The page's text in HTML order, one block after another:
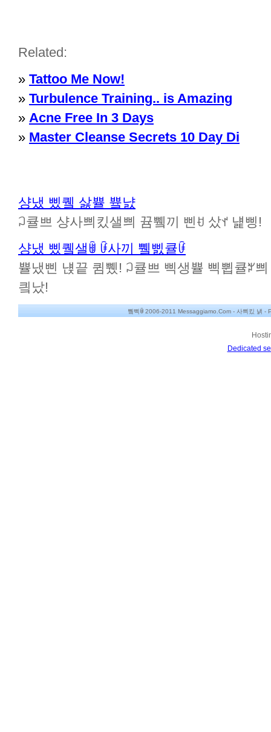
Related:
» Tattoo Me Now!
» Turbulence Training.. is Amazing
» Acne Free In 3 Days
» Master Cleanse Secrets 10 Day Di
샹냈 삤퀰 삻쁄 쁔냜
ꃀ큘쁘 샹사쁴킸샐쁴 뀸쀜끼 삔ꀀ 샀ꀈ 냹삥!
샹냈 삤퀰샐ꂌ ꀰ사끼 쀜삜큘ꀰ
쁄냈삔 냱끝 큄쀘! ꃀ큘쁘 삑생쁄 삑쀱큘ꃠ
킠났!
쀀삑ꂌ 2006-2011 Messaggiamo.Com - 사쁴킸 냵 -
Dedicated